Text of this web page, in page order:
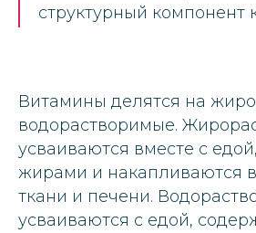
структурный компонент
Витамины делятся на
водорастворимые.
усваиваются вместе с
жирами и накапливаются
ткани и печени.
усваиваются с едой,